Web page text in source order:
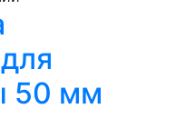
50 мм